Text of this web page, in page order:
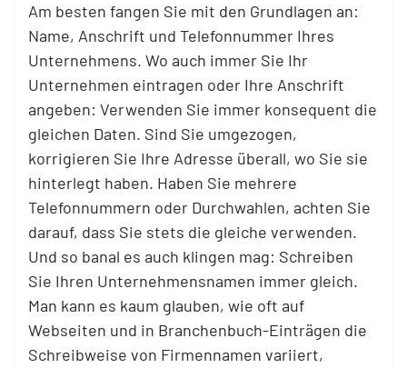
Am besten fangen Sie mit den Grundlagen an:
Name, Anschrift und Telefonnummer Ihres
Unternehmens. Wo auch immer Sie Ihr
Unternehmen eintragen oder Ihre Anschrift
angeben: Verwenden Sie immer konsequent die
gleichen Daten. Sind Sie umgezogen,
korrigieren Sie Ihre Adresse überall, wo Sie sie
hinterlegt haben. Haben Sie mehrere
Telefonnummern oder Durchwahlen, achten Sie
darauf, dass Sie stets die gleiche verwenden.
Und so banal es auch klingen mag: Schreiben
Sie Ihren Unternehmensnamen immer gleich.
Man kann es kaum glauben, wie oft auf
Webseiten und in Branchenbuch-Einträgen die
Schreibweise von Firmennamen variiert,